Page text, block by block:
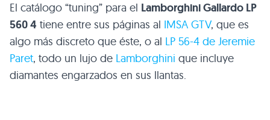
El catálogo “tuning” para el Lamborghini Gallardo LP
560 4 tiene entre sus páginas al IMSA GTV, que es
algo más discreto que éste, o al LP 56-4 de Jeremie
Paret, todo un lujo de Lamborghini que incluye
diamantes engarzados en sus llantas.